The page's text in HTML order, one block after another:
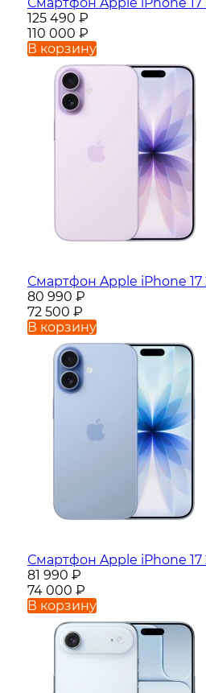
125 490 ₽
110 000 ₽
В корзину
Смартфон Apple iPhone
80 990 ₽
72 500 ₽
В корзину
Смартфон Apple iPhone 17
81 990 ₽
74 000 ₽
В корзину